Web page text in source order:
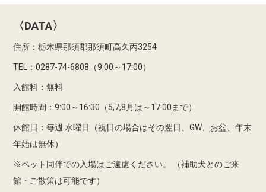
〈DATA〉
住所：栃木県那須郡那須町高久丙3254
TEL：0287-74-6808（9:00～17:00）
入館料：無料
開館時間：9:00～16:30（5,7,8月は～17:00まで）
休館日：毎週 水曜日（祝日の場合はその翌日、GW、お盆、年末
年始は無休）
※ペット同伴での入場はご遠慮ください。
（補助犬とのご来
館・ご散策は可能です）